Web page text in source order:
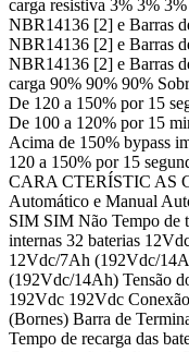
carga resistiva 3% 3%
NBR14136 [2] e Barras
NBR14136 [2] e Barras
NBR14136 [2] e Barras
carga 90% 90% 90%
De 120 a 150% por 15
De 100 a 120% por 15
Acima de 150% bypass
120 a 150% por 15
CARA CTERÍSTIC AS
Automático e Manual
SIM SIM Não Tempo de
internas 32 baterias
12Vdc/7Ah (192Vdc/
(192Vdc/14Ah) Tensão
192Vdc 192Vdc
(Bornes) Barra de
Tempo de recarga das